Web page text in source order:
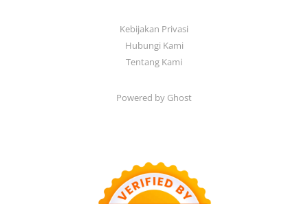
Kebijakan Privasi
Hubungi Kami
Tentang Kami
Powered by Ghost